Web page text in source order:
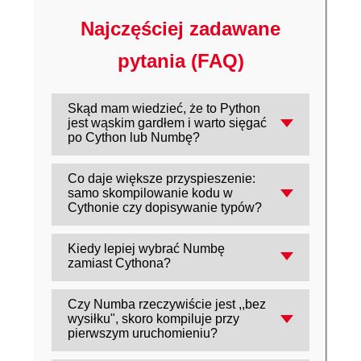
Najczęściej zadawane
pytania (FAQ)
Skąd mam wiedzieć, że to Python
jest wąskim gardłem i warto sięgać
po Cython lub Numbę?
Zrób profilowanie (np. line_profiler) i
sprawdź, które 2-3 funkcje zużywają
większość czasu CPU. Jeśli to intensywne
Co daje większe przyspieszenie:
samo skompilowanie kodu w
Cythonie czy dopisywanie typów?
Cython potrafi przyspieszyć już ,,czysty"
kod Python po kompilacji, ale największy
skok zwykle daje dodanie adnotacji typów
(cdef/typy argumentów), bo ogranicza
narzut dynamicznego typowania.
Kiedy lepiej wybrać Numbę
zamiast Cythona?
Gdy kod mocno opiera się na NumPy i
chcesz szybki efekt bez przebudowy
projektu - często wystarczy dekorator
Czy Numba rzeczywiście jest ,,bez
wysiłku", skoro kompiluje przy
pierwszym uruchomieniu?